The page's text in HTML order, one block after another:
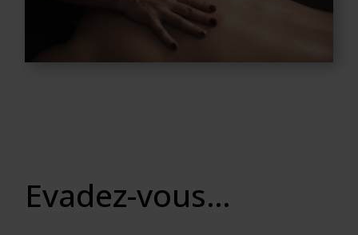
Evadez-vous…